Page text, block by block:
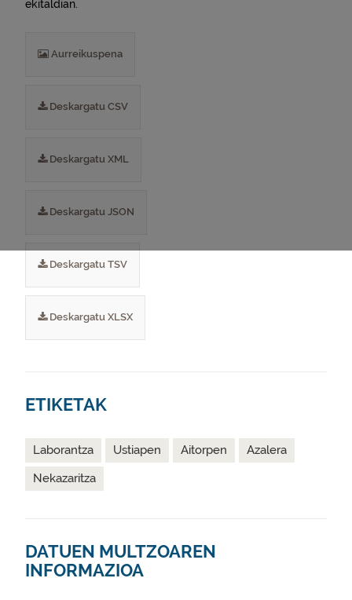
ekitaldian.
Aurreikuspena
Deskargatu CSV
Deskargatu XML
Deskargatu JSON
Deskargatu TSV
Deskargatu XLSX
ETIKETAK
Laborantza Ustiapen Aitorpen
Azalera
Nekazaritza
DATUEN MULTZOAREN
INFORMAZIOA